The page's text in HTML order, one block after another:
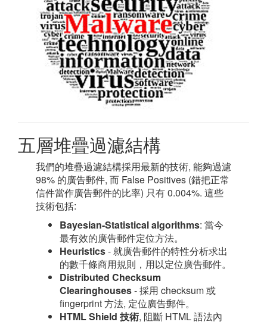
五層堆疊過濾結構
我們的堆疊過濾結構採用最新的技術, 能夠過濾
98% 的廣告郵件, 而 False Positives (錯把正常
信件當作廣告郵件的比率) 只有 0.004%. 這些
技術包括:
Bayesian-Statistical algorithms: 當今
最有效的廣告郵件定位方法。
Heuristics- 就廣告郵件的特性分析求出
的數千條商用規則，用以定位廣告郵件。
Distributed Checksum
Clearinghouses- 採用 checksum 或
fingerprint 方法, 定位廣告郵件。
HTML Shield 技術, 阻斷 HTML 語法內